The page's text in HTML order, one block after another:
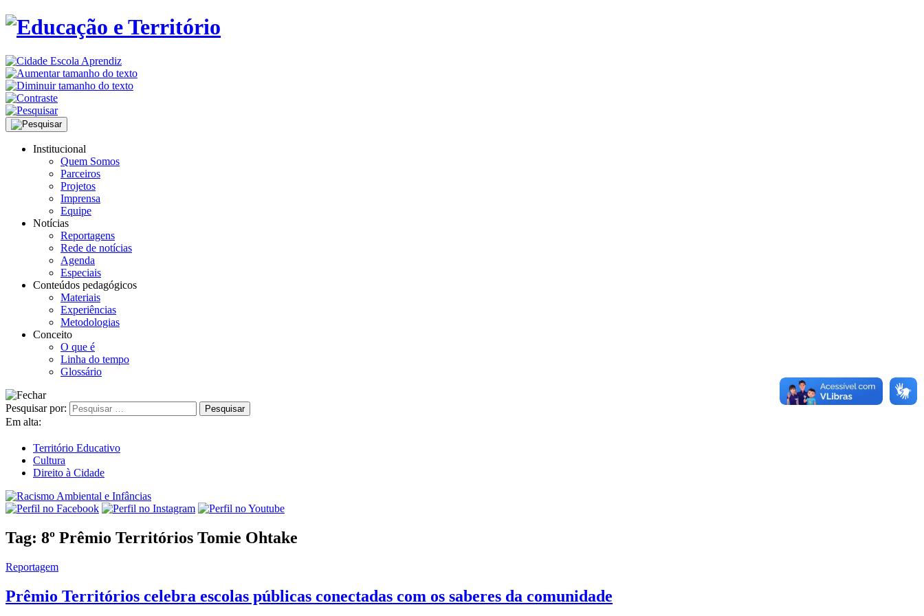
Institucional
Quem Somos
Parceiros
Projetos
Imprensa
Equipe
Notícias
Reportagens
Rede de notícias
Agenda
Especiais
Conteúdos pedagógicos
Materiais
Experiências
Metodologias
Conceito
O que é
Linha do tempo
Glossário
Pesquisar por:
Em alta:
Território Educativo
Cultura
Direito à Cidade
Tag: 8º Prêmio Territórios Tomie Ohtake
Reportagem
Prêmio Territórios celebra escolas públicas conectadas com os saberes da comunidade